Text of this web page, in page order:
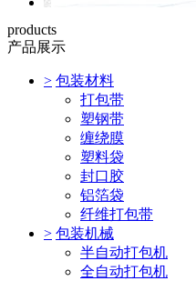
products
产品展示
> 包装材料
打包带
塑钢带
缠绕膜
塑料袋
封口胶
铝箔袋
纤维打包带
> 包装机械
半自动打包机
全自动打包机